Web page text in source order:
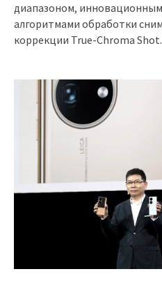
диапазоном,
алгоритмами обработки
коррекции True-Chroma Shot.